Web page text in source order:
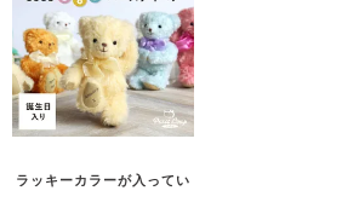
ラッキーカラーが入ってい